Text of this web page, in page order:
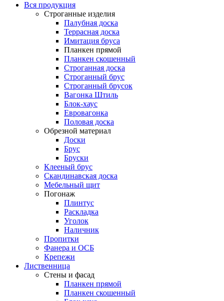
Вся продукция
Строганные изделия
Палубная доска
Террасная доска
Имитация бруса
Планкен прямой
Планкен скошенный
Строганная доска
Строганный брус
Строганный брусок
Вагонка Штиль
Блок-хаус
Евровагонка
Половая доска
Обрезной материал
Доски
Брус
Бруски
Клееный брус
Скандинавская доска
Мебельный щит
Погонаж
Плинтус
Раскладка
Уголок
Наличник
Пропитки
Фанера и ОСБ
Крепежи
Лиственница
Стены и фасад
Планкен прямой
Планкен скошенный